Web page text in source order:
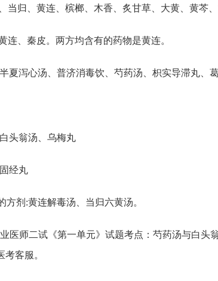
当归、黄连、槟榔、木香、炙甘草、大黄、黄芩、
连、秦皮。两方均含有的药物是黄连。
夏泻心汤、普济消毒饮、芍药汤、枳实导滞丸、
头翁汤、乌梅丸
经丸
方剂:黄连解毒汤、当归六黄汤。
医师二试《第一单元》试题考点：芍药汤与白头
客服。